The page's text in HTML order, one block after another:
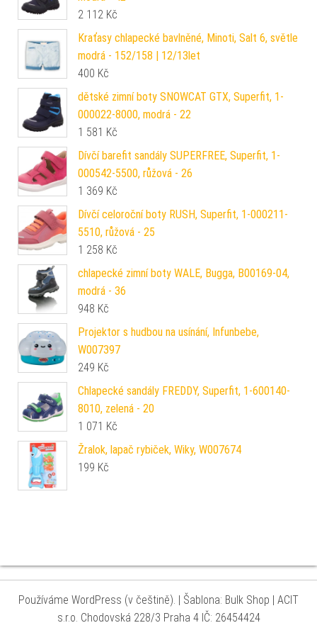
2 112 Kč
Kraťasy chlapecké bavlněné, Minoti, Salt 6, světle
modrá - 152/158 | 12/13let
400 Kč
dětské zimní boty SNOWCAT GTX, Superfit, 1-
000022-8000, modrá - 22
1 581 Kč
Dívčí barefit sandály SUPERFREE, Superfit, 1-
000542-5500, růžová - 26
1 369 Kč
Dívčí celoroční boty RUSH, Superfit, 1-000211-
5510, růžová - 25
1 258 Kč
chlapecké zimní boty WALE, Bugga, B00169-04,
modrá - 36
948 Kč
Projektor s hudbou na usínání, Infunbebe,
W007397
249 Kč
Chlapecké sandály FREDDY, Superfit, 1-600140-
8010, zelená - 20
1 071 Kč
Žralok, lapač rybiček, Wiky, W007674
199 Kč
Používáme WordPress (v češtině). Šablona: Bulk Shop
| ACIT
s.r.o. Chodovská 228/3 Praha 4 IČ: 26454424